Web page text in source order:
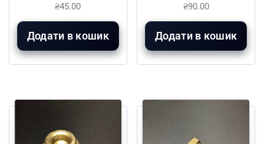
₴45.00
Додати в кошик
₴90.00
Додати в кошик